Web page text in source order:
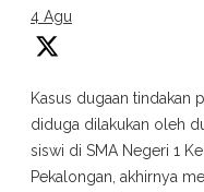
4 Agu
Kasus dugaan tindakan
diduga dilakukan oleh
siswi di SMA Negeri 1
Pekalongan, akhirnya